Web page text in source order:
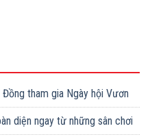
tham gia Ngày hội Vươn
diện ngay từ những sân chơi